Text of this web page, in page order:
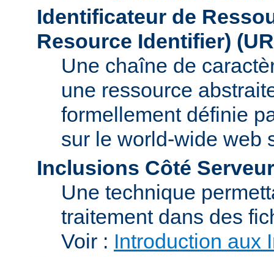
Identificateur de
Resource Identifier)
Une chaîne de
une ressource
formellement définie
sur le world-wide web
Inclusions Côté
Une technique
traitement dans des
Voir : Introduction aux